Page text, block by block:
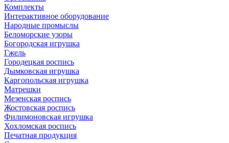
Комплекты
Интерактивное оборудование
Народные промыслы
Беломорские узоры
Богородская игрушка
Гжель
Городецкая роспись
Дымковская игрушка
Каргопольская игрушка
Матрешки
Мезенская роспись
Жостовская роспись
Филимоновская игрушка
Хохломская роспись
Печатная продукция